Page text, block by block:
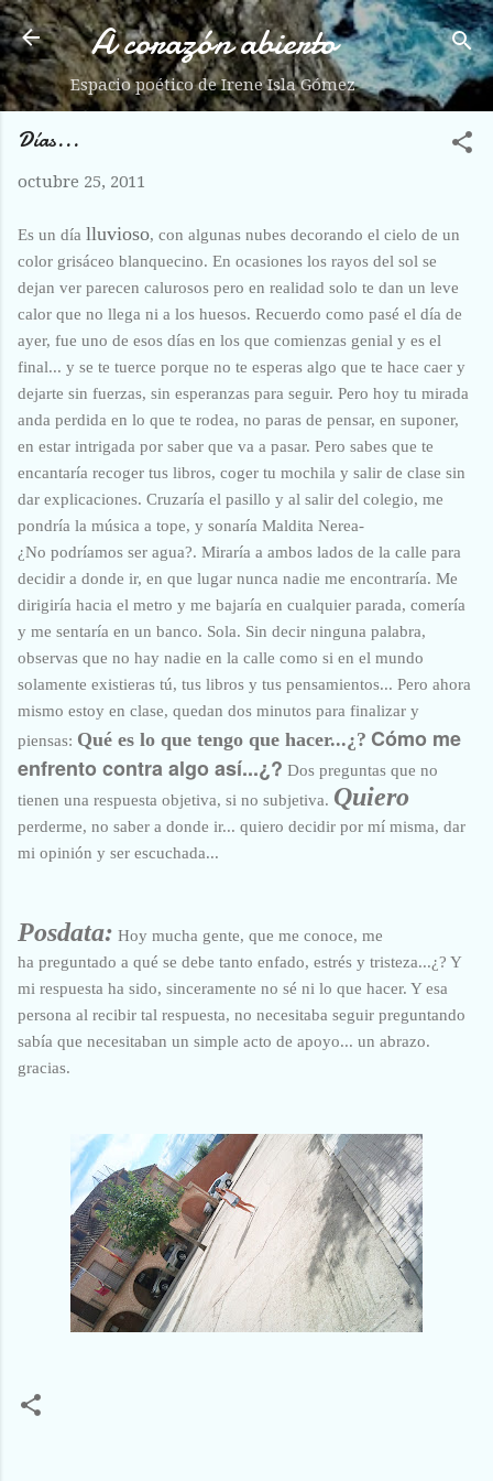
Ir al contenido principal
A corazón abierto
Espacio poético de Irene Isla Gómez
Días...
octubre 25, 2011
Es un día lluvioso, con algunas nubes decorando el cielo de un
color grisáceo blanquecino. En ocasiones los rayos del sol se
dejan ver parecen calurosos pero en realidad solo te dan un leve
calor que no llega ni a los huesos. Recuerdo como pasé el día de
ayer, fue uno de esos días en los que comienzas genial y es el
final... y se te tuerce porque no te esperas algo que te hace caer y
dejarte sin fuerzas, sin esperanzas para seguir. Pero hoy tu mirada
anda perdida en lo que te rodea, no paras de pensar, en suponer,
en estar intrigada por saber que va a pasar. Pero sabes que te
encantaría recoger tus libros, coger tu mochila y salir de clase sin
dar explicaciones. Cruzaría el pasillo y al salir del colegio, me
pondría la música a tope, y sonaría Maldita Nerea-
¿No podríamos ser agua?. Miraría a ambos lados de la calle para
decidir a donde ir, en que lugar nunca nadie me encontraría. Me
dirigiría hacia el metro y me bajaría en cualquier parada, comería
y me sentaría en un banco. Sola. Sin decir ninguna palabra,
observas que no hay nadie en la calle como si en el mundo
solamente existieras tú, tus libros y tus pensamientos... Pero ahora
mismo estoy en clase, quedan dos minutos para finalizar y
piensas: Qué es lo que tengo que hacer...¿? Cómo me
enfrento contra algo así...¿? Dos preguntas que no
tienen una respuesta objetiva, si no subjetiva. Quiero
perderme, no saber a donde ir... quiero decidir por mí misma, dar
mi opinión y ser escuchada...
Posdata: Hoy mucha gente, que me conoce, me
ha preguntado a qué se debe tanto enfado, estrés y tristeza...¿? Y
mi respuesta ha sido, sinceramente no sé ni lo que hacer. Y esa
persona al recibir tal respuesta, no necesitaba seguir preguntando
sabía que necesitaban un simple acto de apoyo... un abrazo.
gracias.